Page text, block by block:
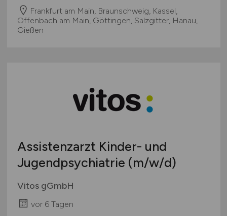
Frankfurt am Main, Braunschweig, Kassel,
Offenbach am Main, Göttingen, Salzgitter, Hanau,
Gießen
Assistenzarzt Kinder- und
Jugendpsychiatrie (m/w/d)
Vitos gGmbH
vor 6 Tagen